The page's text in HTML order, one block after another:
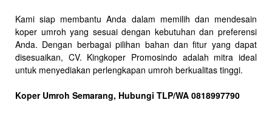
Kami siap membantu Anda dalam memilih dan mendesain
koper umroh yang sesuai dengan kebutuhan dan preferensi
Anda. Dengan berbagai pilihan bahan dan fitur yang dapat
disesuaikan, CV. Kingkoper Promosindo adalah mitra ideal
untuk menyediakan perlengkapan umroh berkualitas tinggi.
Koper Umroh Semarang, Hubungi TLP/WA 0818997790